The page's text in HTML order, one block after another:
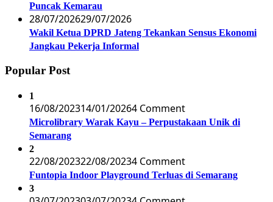
Puncak Kemarau
28/07/202629/07/2026
Wakil Ketua DPRD Jateng Tekankan Sensus Ekonomi
Jangkau Pekerja Informal
Popular Post
1
16/08/202314/01/20264 Comment
Microlibrary Warak Kayu – Perpustakaan Unik di
Semarang
2
22/08/202322/08/20234 Comment
Funtopia Indoor Playground Terluas di Semarang
3